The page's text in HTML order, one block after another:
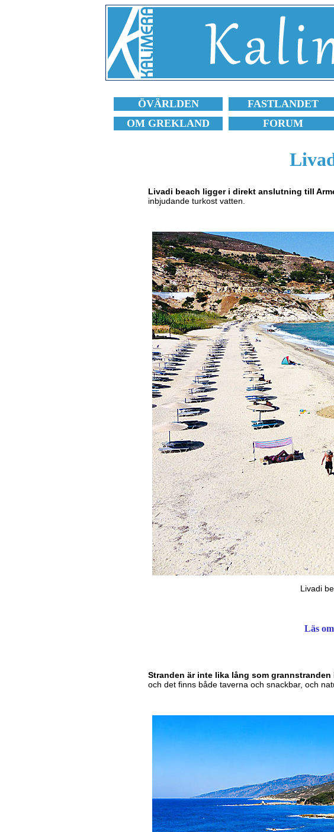
ÖVÄRLDEN FASTLANDET
OM GREKLAND
FORUM
Livadi beach ligger i direkt anslutning till
inbjudande turkost vatten.
Livadi
Läs
Stranden är inte lika lång som grannstranden
och det finns både taverna och snackbar, och